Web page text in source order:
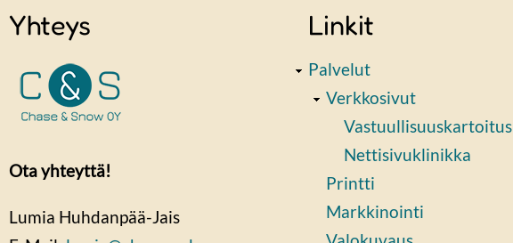
Yhteys
Ota yhteyttä!
Lumia Huhdanpää-Jais
Linkit
Palvelut
Verkkosivut
Vastuullisuuskartoitus
Nettisivuklinikka
Printti
Markkinointi